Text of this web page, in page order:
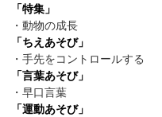
「特集」
・動物の成長
「ちえあそび」
・手先をコントロールする
「言葉あそび」
・早口言葉
「運動あそび」